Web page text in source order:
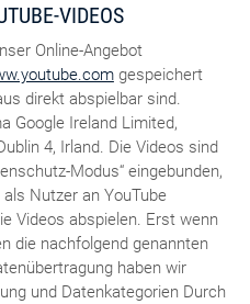
VIDEOS
Online-Angebot
gespeichert
direkt abspielbar sind.
Google Ireland Limited,
4, Irland. Die Videos sind
Modus“ eingebunden,
Nutzer an YouTube
Videos abspielen. Erst wenn
die nachfolgend genannten
haben wir
und Datenkategorien Durch